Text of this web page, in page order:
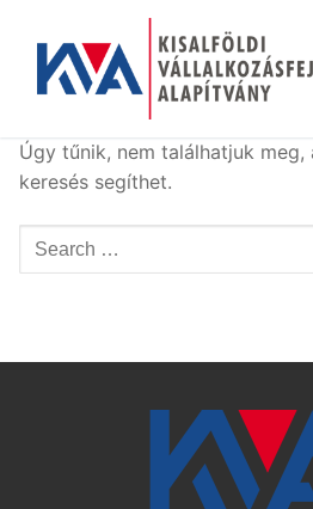
tartalomra
Úgy tűnik, nem találhatjuk meg,
keresés segíthet.
Keresése: